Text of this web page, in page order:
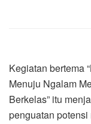
Kegiatan bertema
Menuju Ngalam
Berkelas” itu
penguatan